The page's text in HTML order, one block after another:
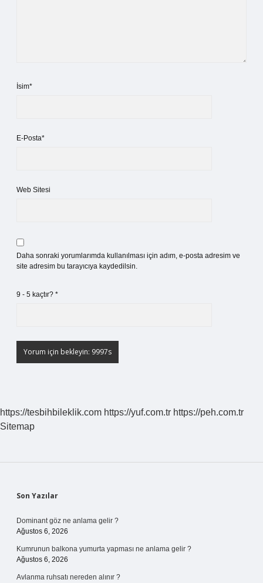
İsim*
E-Posta*
Web Sitesi
Daha sonraki yorumlarımda kullanılması için adım, e-posta adresim ve
site adresim bu tarayıcıya kaydedilsin.
9 - 5 kaçtır? *
https://tesbihbileklik.com https://yuf.com.tr https://peh.com.tr
Sitemap
Sidebar
Son Yazılar
Dominant göz ne anlama gelir ?
Ağustos 6, 2026
Kumrunun balkona yumurta yapması ne anlama gelir ?
Ağustos 6, 2026
Avlanma ruhsatı nereden alınır ?